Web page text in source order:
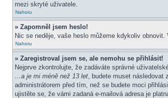
mezi skryté uživatele.
Nahoru
» Zapomněl jsem heslo!
Nic se neděje, vaše heslo můžeme kdykoliv
Nahoru
» Zaregistroval jsem se, ale nemohu se přihlásit!
Nejprve zkontrolujte, že zadáváte správné
…a je mi méně než 13 let, budete muset následovat
administrátorem před tím, než se budete moci
ujistěte se, že vámi zadaná e-mailová adresa je